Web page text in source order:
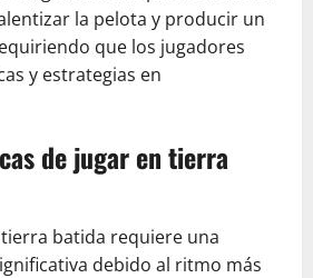
la pelota y producir un
que los jugadores
y estrategias en
de jugar en tierra
batida requiere una
debido al ritmo más